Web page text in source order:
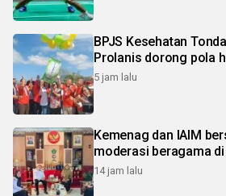
BPJS Kesehatan
Prolanis dorong pola
5 jam lalu
Kemenag dan IAIM
moderasi beragama
14 jam lalu